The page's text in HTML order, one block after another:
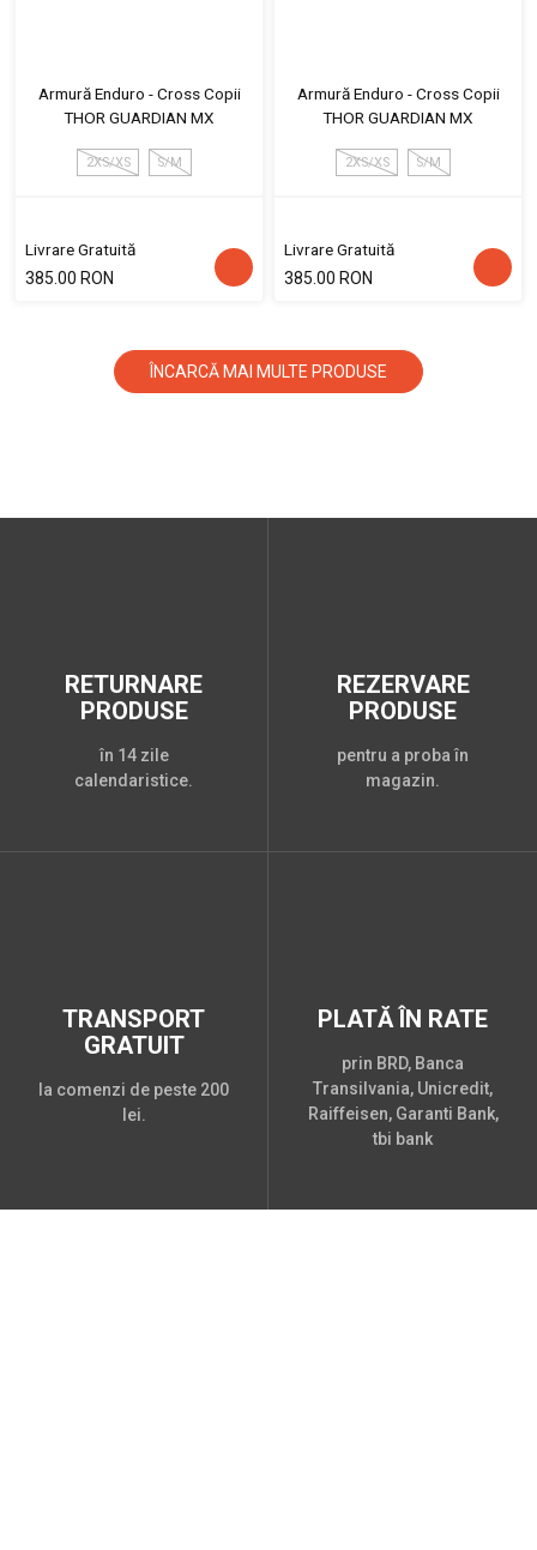
Armură Enduro - Cross Copii
THOR GUARDIAN MX
2XS/XS S/M
Livrare Gratuită
385.00 RON
Armură Enduro - Cross Copii
THOR GUARDIAN MX
2XS/XS S/M
Livrare Gratuită
385.00 RON
ÎNCARCĂ MAI MULTE PRODUSE
RETURNARE
PRODUSE
în 14 zile
calendaristice.
REZERVARE
PRODUSE
pentru a proba în
magazin.
TRANSPORT
GRATUIT
la comenzi de peste 200
lei.
PLATĂ ÎN RATE
prin BRD, Banca
Transilvania, Unicredit,
Raiffeisen, Garanti Bank,
tbi bank